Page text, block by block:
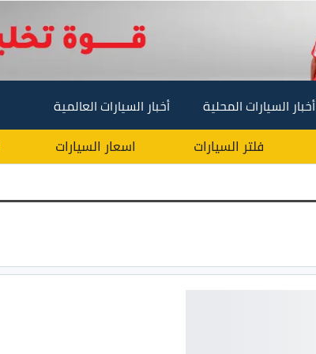
أخبار السيارات المحلية أخبار السيارات العالمية
فلتر السيارات اسعار السيارات